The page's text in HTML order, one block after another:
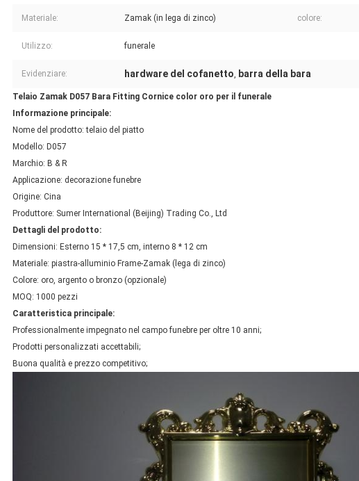
Materiale: Zamak (in lega di zinco) colore:
Utilizzo: funerale
Evidenziare: hardware del cofanetto, barra della bara
Telaio Zamak D057 Bara Fitting Cornice color oro per il funerale
Informazione principale:
Nome del prodotto: telaio del piatto
Modello: D057
Marchio: B & R
Applicazione: decorazione funebre
Origine: Cina
Produttore: Sumer International (Beijing) Trading Co., Ltd
Dettagli del prodotto:
Dimensioni: Esterno 15 * 17,5 cm, interno 8 * 12 cm
Materiale: piastra-alluminio Frame-Zamak (lega di zinco)
Colore: oro, argento o bronzo (opzionale)
MOQ: 1000 pezzi
Caratteristica principale:
Professionalmente impegnato nel campo funebre per oltre 10 anni;
Prodotti personalizzati accettabili;
Buona qualità e prezzo competitivo;